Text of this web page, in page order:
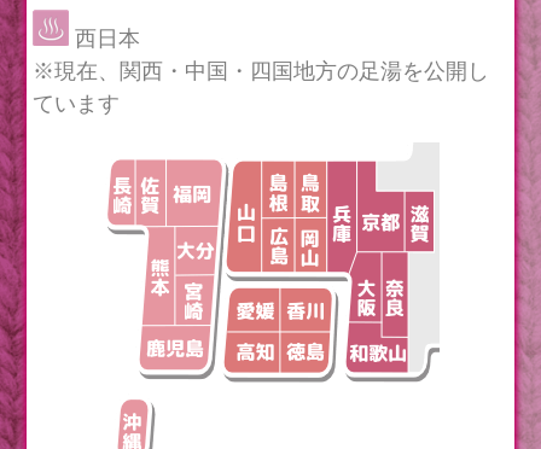
西日本
※現在、関西・中国・四国地方の足湯を公開し
ています